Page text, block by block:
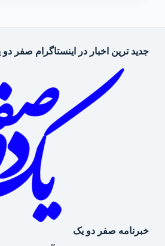
سنایی
جدید ترین اخبار در اینستاگرام صفر
خبرنامه صفر دو یک